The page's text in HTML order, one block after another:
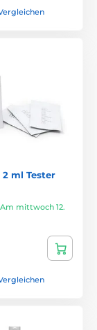
2 ml Tester
Am mittwoch 12.